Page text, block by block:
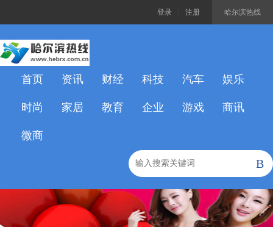
哈尔滨热线
登录 注册
首页 资讯 财经 科技 汽车 娱乐
时尚 家居 教育 企业 游戏 商讯
微商
B